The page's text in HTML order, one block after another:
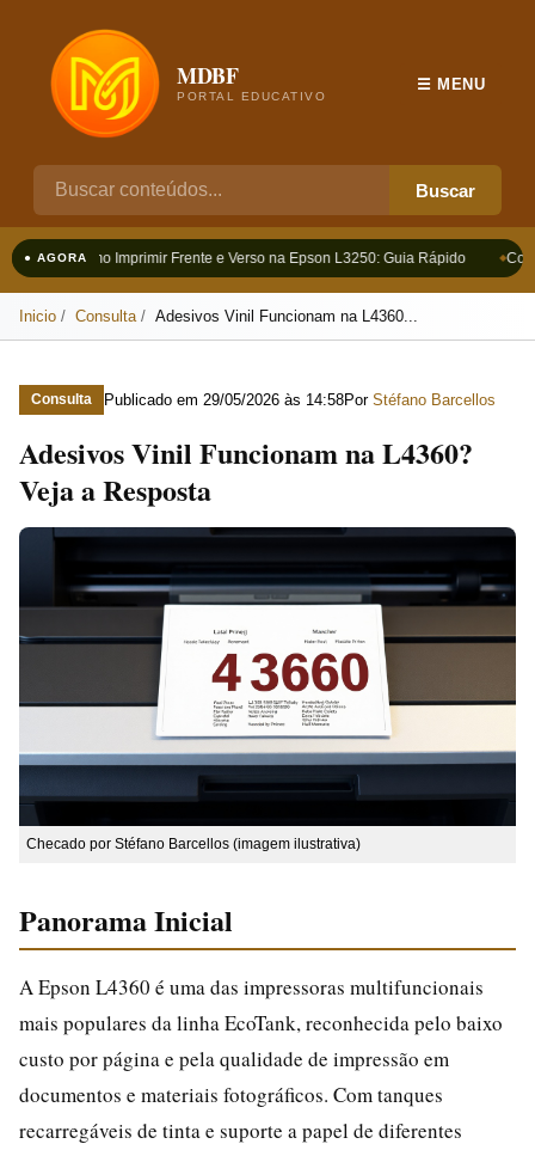
MDBF
PORTAL EDUCATIVO
Buscar
☰ MENU
● AGORAComo Imprimir Frente e Verso na Epson L3250: Guia Rápido
Inicio Consulta Adesivos Vinil Funcionam na L4360...
Consulta Publicado em 29/05/2026 às 14:58Por Stéfano Barcellos
Adesivos Vinil Funcionam na L4360?
Veja a Resposta
Checado por Stéfano Barcellos (imagem ilustrativa)
Panorama Inicial
A Epson L4360 é uma das impressoras multifuncionais
mais populares da linha EcoTank, reconhecida pelo baixo
custo por página e pela qualidade de impressão em
documentos e materiais fotográficos. Com tanques
recarregáveis de tinta e suporte a papel de diferentes